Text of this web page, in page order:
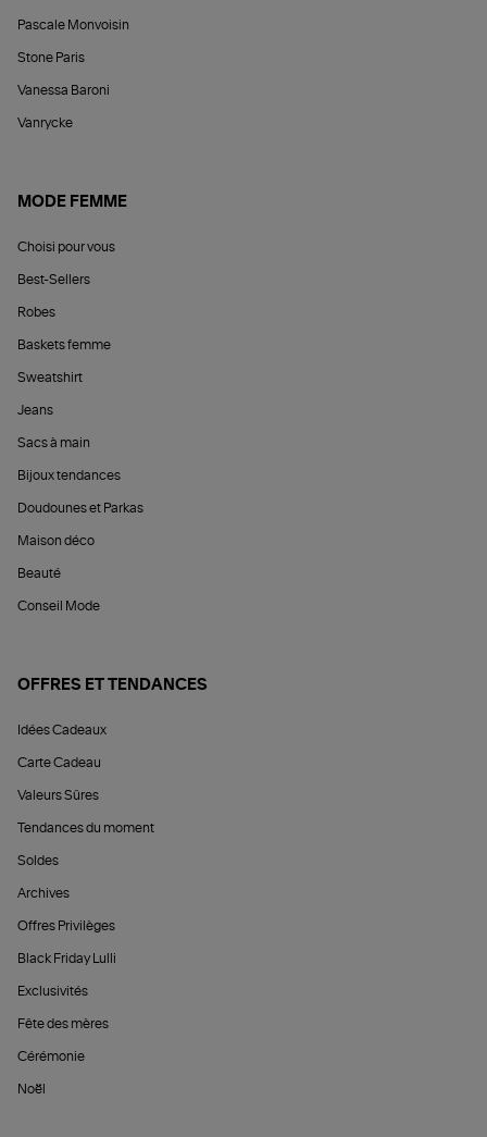
Pascale Monvoisin
Stone Paris
Vanessa Baroni
Vanrycke
MODE FEMME
Choisi pour vous
Best-Sellers
Robes
Baskets femme
Sweatshirt
Jeans
Sacs à main
Bijoux tendances
Doudounes et Parkas
Maison déco
Beauté
Conseil Mode
OFFRES ET TENDANCES
Idées Cadeaux
Carte Cadeau
Valeurs Sûres
Tendances du moment
Soldes
Archives
Offres Privilèges
Black Friday Lulli
Exclusivités
Fête des mères
Cérémonie
Noël